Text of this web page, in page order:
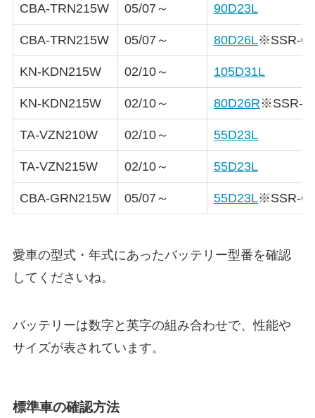
CBA-TRN215W 05/07～ 90D23L
CBA-TRN215W 05/07～ 80D26L※SSR-G
KN-KDN215W 02/10～ 105D31L
KN-KDN215W 02/10～ 80D26R※SSR-G
TA-VZN210W 02/10～ 55D23L
TA-VZN215W 02/10～ 55D23L
CBA-GRN215W 05/07～ 55D23L※SSR-G
愛車の型式・年式にあったバッテリー型番を確認
してくださいね。
バッテリーは数字と英字の組み合わせで、性能や
サイズが表されています。
標準車の確認方法